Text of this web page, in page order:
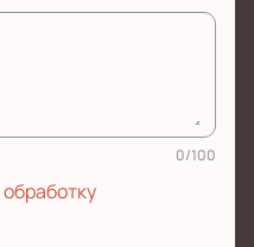
0/100
обработку